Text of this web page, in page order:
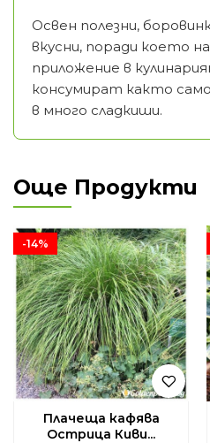
Освен полезни,
вкусни, поради което
приложение в
консумират както
в много сладкиши.
Още Продукти
-14%
Плачеща кафява
Oстрица Киви...